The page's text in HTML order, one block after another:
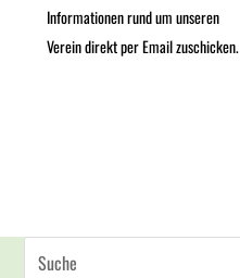
Informationen rund um unseren
Verein direkt per Email zuschicken.